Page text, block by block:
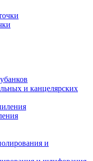
и канцелярских